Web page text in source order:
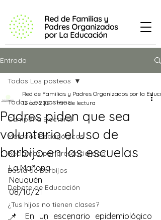
Entrada
Todos Los posteos
Campaña Electoral
Métodos Pedagógicos
Reclamos por presencialidad
Basta de Barbijos
Debate de Educación
¿Tus hijos no tienen clases?
Todos Los posteos
Padres piden que sea
voluntario el uso de
barbijo en las escuelas
Red de Familias y Padres Organizados por la
12 oct 20211 min de lectura
La Mañana
Neuquén
08/10/21
📌 En un escenario epidemiológico